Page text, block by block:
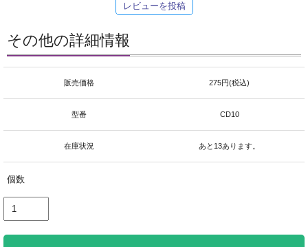
レビューを投稿
その他の詳細情報
販売価格 275円(税込)
型番 CD10
在庫状況 あと13あります。
個数